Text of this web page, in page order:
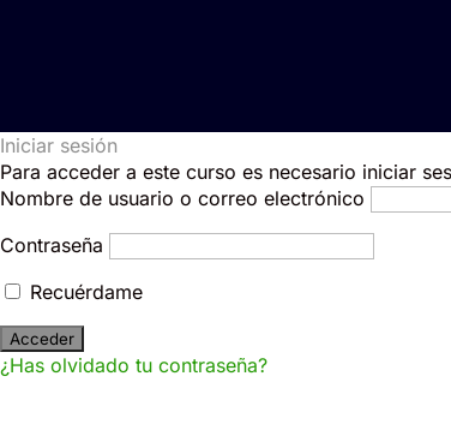
Iniciar sesión
Para acceder a este curso es necesario iniciar
Nombre de usuario o correo electrónico
Contraseña
Recuérdame
¿Has olvidado tu contraseña?